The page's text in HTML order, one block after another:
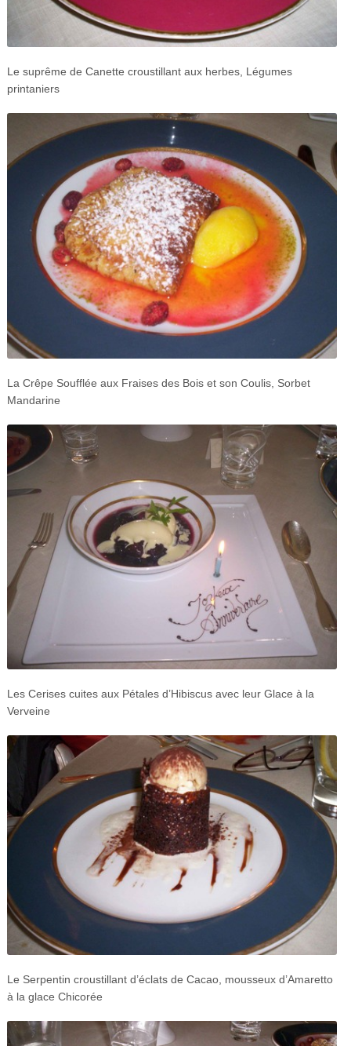
Le suprême de Canette croustillant aux herbes, Légumes
printaniers
La Crêpe Soufflée aux Fraises des Bois et son Coulis, Sorbet
Mandarine
Les Cerises cuites aux Pétales d’Hibiscus avec leur Glace à la
Verveine
Le Serpentin croustillant d’éclats de Cacao, mousseux d’Amaretto
à la glace Chicorée